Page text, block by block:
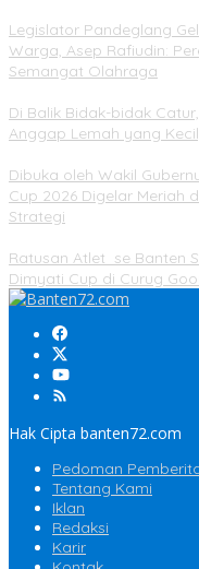
Legislator Pandeglang
Warga, Asep Rafiudin:
Semangat Olahraga
Di Balik Bidak-bidak
Anggap Lemah yang
Dibuka oleh Wakil
Cup 2026 Digelar Meriah
Strategi
Ratusan Atlet se Banten
Dimyati Cup di Curug
Hak Cipta banten72.com
Pedoman
Tentang Kami
Iklan
Redaksi
Karir